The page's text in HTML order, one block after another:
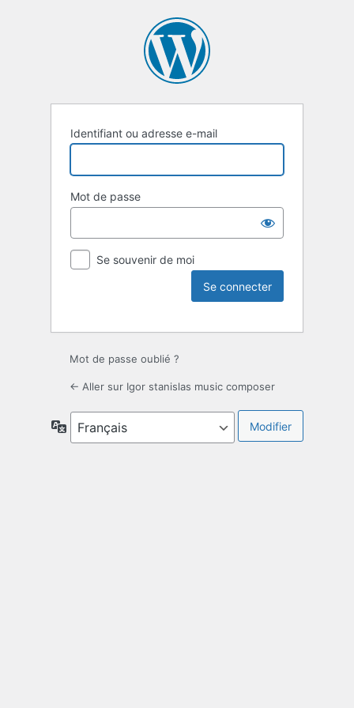
Identifiant ou adresse e-mail
Mot de passe
Se souvenir de moi
Mot de passe oublié ?
← Aller sur Igor stanislas music composer
Langue